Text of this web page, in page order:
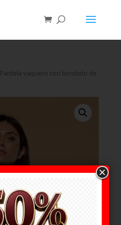
vaquero con bordado de